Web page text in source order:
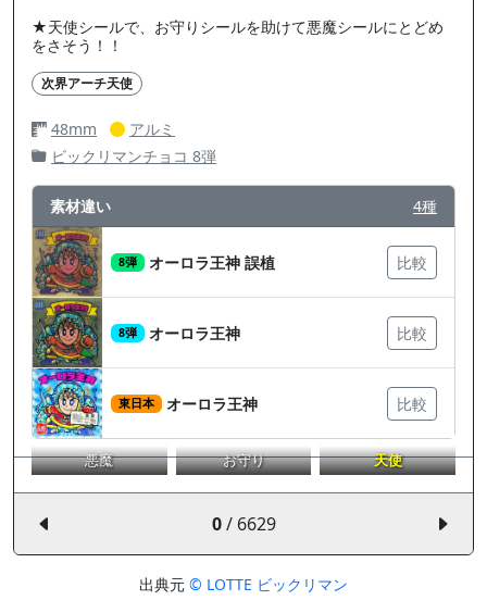
★天使シールで、お守りシールを助けて悪魔シールにとどめ
をさそう！！
次界アーチ天使
48mm
アルミ
ビックリマンチョコ 8弾
素材違い 4種
8弾 オーロラ王神 誤植 比較
8弾 オーロラ王神 比較
東日本 オーロラ王神 比較
悪魔 お守り 天使
0/ 6629
出典元 © LOTTE ビックリマン